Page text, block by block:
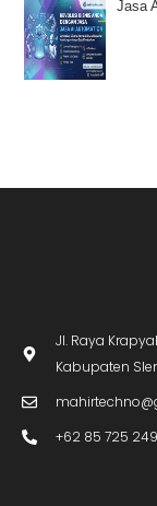
Jasa
Jl. Raya
Kabupaten
+62 85 725